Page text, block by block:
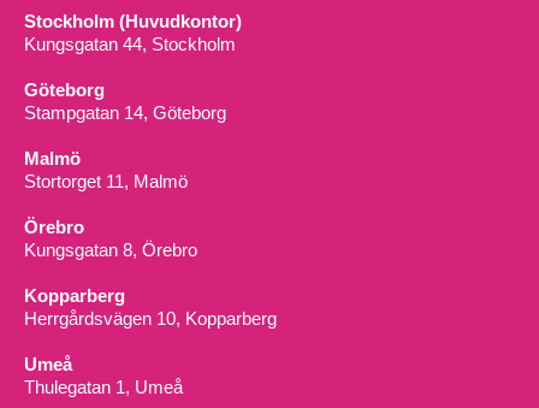
Stockholm (Huvudkontor)
Kungsgatan 44, Stockholm
Göteborg
Stampgatan 14, Göteborg
Malmö
Stortorget 11, Malmö
Örebro
Kungsgatan 8, Örebro
Kopparberg
Herrgårdsvägen 10, Kopparberg
Umeå
Thulegatan 1, Umeå